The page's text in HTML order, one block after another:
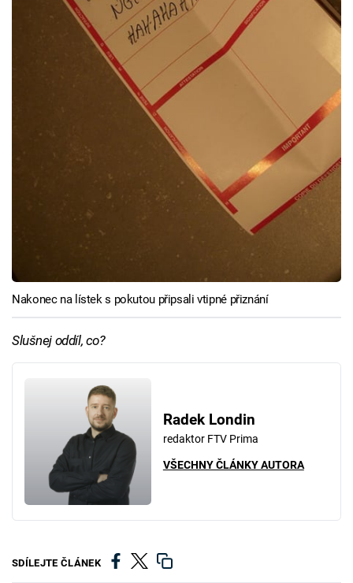
Nakonec na lístek s pokutou připsali vtipné přiznání
Slušnej oddíl, co?
Radek Londin
redaktor FTV Prima
VŠECHNY ČLÁNKY AUTORA
SDÍLEJTE ČLÁNEK